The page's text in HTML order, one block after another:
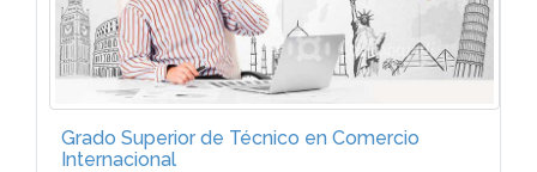
Grado Superior de Técnico en Comercio
Internacional